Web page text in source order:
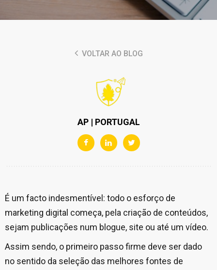
VOLTAR AO BLOG
AP | PORTUGAL
É um facto indesmentível: todo o esforço de
marketing digital começa, pela criação de conteúdos,
sejam publicações num blogue, site ou até um vídeo.
Assim sendo, o primeiro passo firme deve ser dado
no sentido da seleção das melhores fontes de